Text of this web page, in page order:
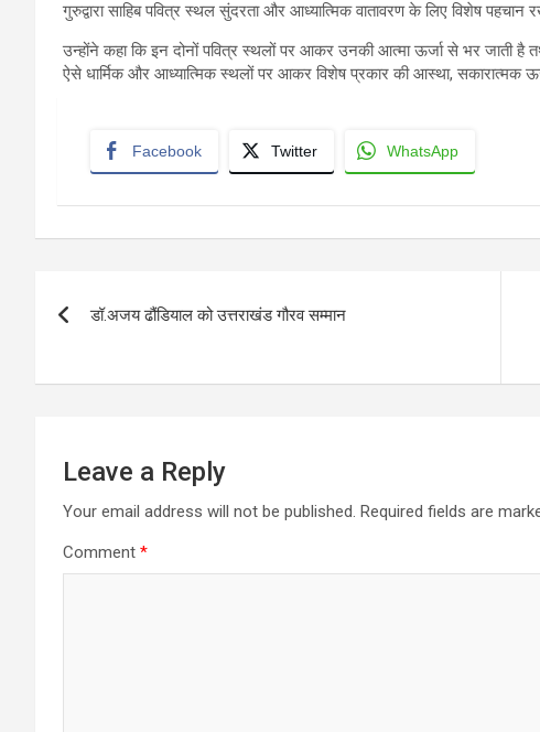
गुरुद्वारा साहिब पवित्र स्थल सुंदरता और आध्यात्मिक वातावरण के लिए विशेष पहचान
उन्होंने कहा कि इन दोनों पवित्र स्थलों पर आकर उनकी आत्मा ऊर्जा से भर जाती है
ऐसे धार्मिक और आध्यात्मिक स्थलों पर आकर विशेष प्रकार की आस्था, सकारात्मक
Facebook Twitter WhatsApp
डॉ.अजय ढौंडियाल को उत्तराखंड गौरव सम्मान
Leave a Reply
Your email address will not be published. Required fields are
Comment *